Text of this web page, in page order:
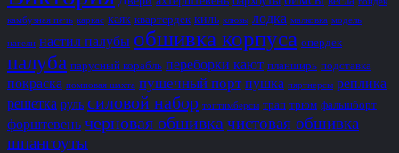
камбузная печь каркас каяк квартердек киль клюзы лодка малковка модель
нагели настил палубы обшивка корпуса опердек
палуба парусный корабль переборки кают планширь подставка
покраска помповая шахта пушечный порт пушка пяртнерсы реплика
решетка руль силовой набор топтимберсы трап трюм фальшборт
форштевень черновая обшивка чистовая обшивка
шпангоуты